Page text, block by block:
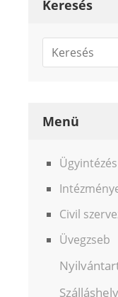
Keresés
Menü
Ügyintézés
Civil
Üvegzseb